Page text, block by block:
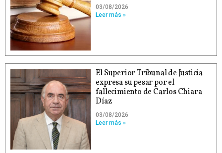
03/08/2026
Leer más »
El Superior Tribunal de Justicia
expresa su pesar por el
fallecimiento de Carlos Chiara
Díaz
03/08/2026
Leer más »